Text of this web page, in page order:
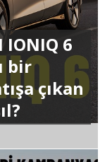
IONIQ 6
bir
çıkan